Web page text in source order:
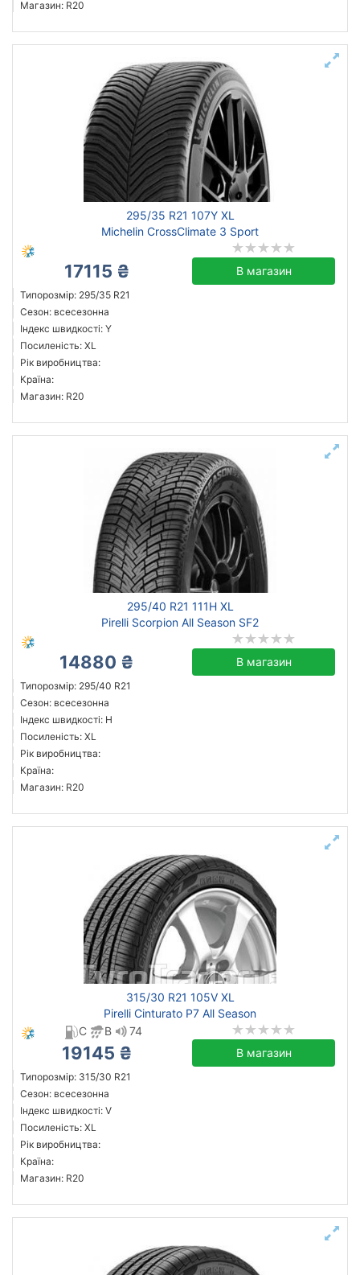
Магазин: R20
295/35 R21 107Y XL
Michelin CrossClimate 3 Sport
17115 ₴ В магазин
Типорозмір: 295/35 R21
Сезон: всесезонна
Індекс швидкості: Y
Посиленість: XL
Рік виробництва:
Країна:
Магазин: R20
295/40 R21 111H XL
Pirelli Scorpion All Season SF2
14880 ₴ В магазин
Типорозмір: 295/40 R21
Сезон: всесезонна
Індекс швидкості: H
Посиленість: XL
Рік виробництва:
Країна:
Магазин: R20
315/30 R21 105V XL
Pirelli Cinturato P7 All Season
C
B 74
19145 ₴ В магазин
Типорозмір: 315/30 R21
Сезон: всесезонна
Індекс швидкості: V
Посиленість: XL
Рік виробництва:
Країна:
Магазин: R20